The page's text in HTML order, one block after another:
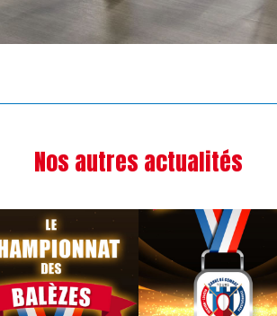
Nos autres actualités